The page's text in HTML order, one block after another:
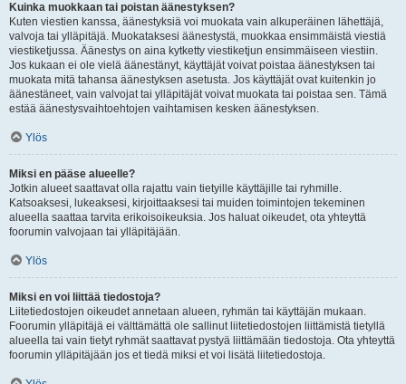
Kuinka muokkaan tai poistan äänestyksen?
Kuten viestien kanssa, äänestyksiä voi muokata vain alkuperäinen lähettäjä,
valvoja tai ylläpitäjä. Muokataksesi äänestystä, muokkaa ensimmäistä viestiä
viestiketjussa. Äänestys on aina kytketty viestiketjun ensimmäiseen viestiin.
Jos kukaan ei ole vielä äänestänyt, käyttäjät voivat poistaa äänestyksen tai
muokata mitä tahansa äänestyksen asetusta. Jos käyttäjät ovat kuitenkin jo
äänestäneet, vain valvojat tai ylläpitäjät voivat muokata tai poistaa sen. Tämä
estää äänestysvaihtoehtojen vaihtamisen kesken äänestyksen.
Ylös
Miksi en pääse alueelle?
Jotkin alueet saattavat olla rajattu vain tietyille käyttäjille tai ryhmille.
Katsoaksesi, lukeaksesi, kirjoittaaksesi tai muiden toimintojen tekeminen
alueella saattaa tarvita erikoisoikeuksia. Jos haluat oikeudet, ota yhteyttä
foorumin valvojaan tai ylläpitäjään.
Ylös
Miksi en voi liittää tiedostoja?
Liitetiedostojen oikeudet annetaan alueen, ryhmän tai käyttäjän mukaan.
Foorumin ylläpitäjä ei välttämättä ole sallinut liitetiedostojen liittämistä tietyllä
alueella tai vain tietyt ryhmät saattavat pystyä liittämään tiedostoja. Ota yhteyttä
foorumin ylläpitäjään jos et tiedä miksi et voi lisätä liitetiedostoja.